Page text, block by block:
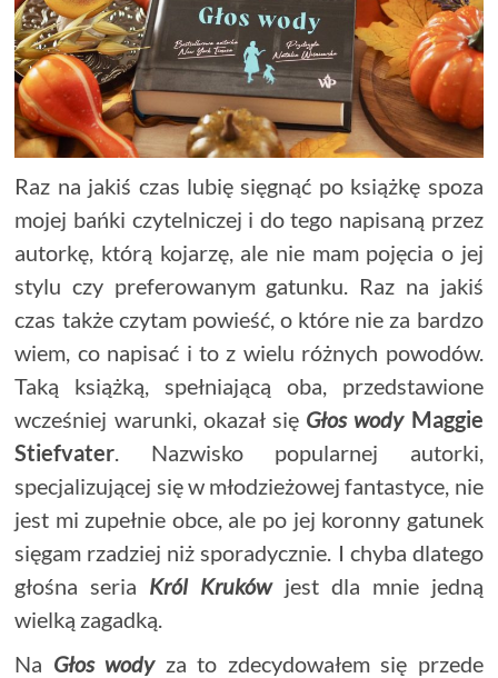
Raz na jakiś czas lubię sięgnąć po książkę spoza
mojej bańki czytelniczej i do tego napisaną przez
autorkę, którą kojarzę, ale nie mam pojęcia o jej
stylu czy preferowanym gatunku. Raz na jakiś
czas także czytam powieść, o które nie za bardzo
wiem, co napisać i to z wielu różnych powodów.
Taką książką, spełniającą oba, przedstawione
wcześniej warunki, okazał się Głos wody Maggie
Stiefvater . Nazwisko popularnej autorki,
specjalizującej się w młodzieżowej fantastyce, nie
jest mi zupełnie obce, ale po jej koronny gatunek
sięgam rzadziej niż sporadycznie. I chyba dlatego
głośna seria Król Krukówjest dla mnie jedną
wielką zagadką.
Na Głos wodyza to zdecydowałem się przede